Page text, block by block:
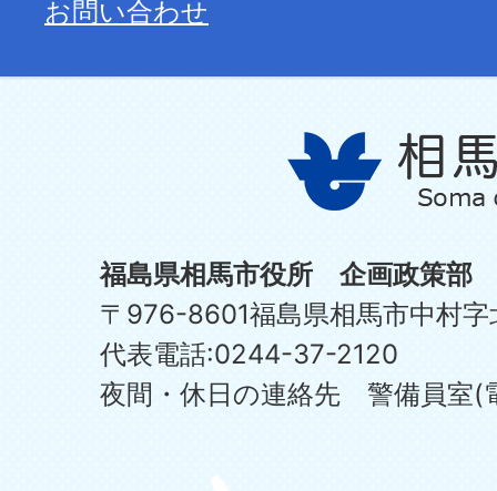
お問い合わせ
福島県相馬市役所 企画政策部
〒976-8601福島県相馬市中村
代表電話:0244-37-2120
夜間・休日の連絡先 警備員室